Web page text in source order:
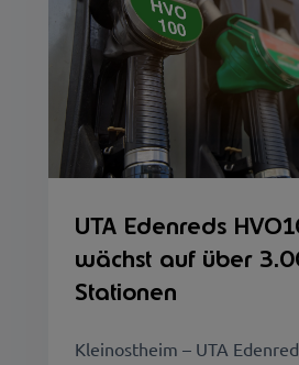
UTA Edenreds
wächst auf über
Stationen
Kleinostheim – UTA